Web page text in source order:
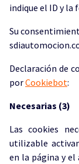
indique el ID y la
Su
Declaración de
porCookiebot:
Necesarias (3)
Las cookies
utilizable
en la página y el